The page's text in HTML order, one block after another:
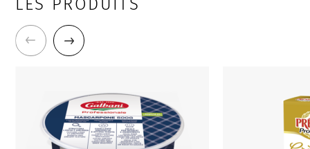
LES PRODUITS